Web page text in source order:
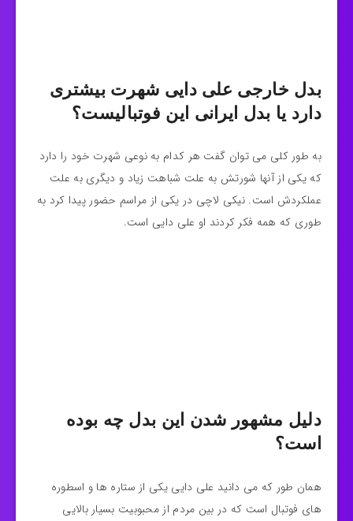
بدل خارجی علی دایی شهرت بیشتری
دارد یا بدل ایرانی این فوتبالیست؟
به طور کلی می توان گفت هر کدام به نوعی شهرت خود را دارد
که یکی از آنها شورتش به علت شباهت زیاد و دیگری به علت
عملکردش است. نیکی لاچی در یکی از مراسم حضور پیدا کرد به
طوری که همه فکر کردند او علی دایی است.
دلیل مشهور شدن این بدل چه بوده
است؟
همان طور که می دانید علی دایی یکی از ستاره ها و اسطوره
های فوتبال است که در بین مردم از محبوبیت بسیار بالایی